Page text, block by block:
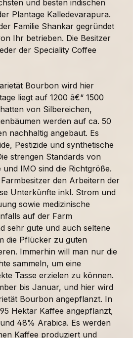
und besten indischen
Plantage Kalledevarapura.
Familie Shankar gegründet
Ihr betrieben. Die Besitzer
der Speciality Coffee
Bourbon wird hier
liegt auf 1200 â€“ 1500
von Silbereichen,
werden auf ca. 50
nachhaltig angebaut. Es
Pestizide und synthetische
strengen Standards von
IMO sind die Richtgröße.
den Arbeitern der
Unterkünfte inkl. Strom und
sowie medizinische
auf der Farm
sehr gute und auch seltene
die Pflücker zu guten
Immerhin will man nur die
sammeln, um eine
Tasse erzielen zu können.
bis Januar, und hier wird
Bourbon angepflanzt. In
Hektar Kaffee angepflanzt,
48% Arabica. Es werden
Kaffee produziert und